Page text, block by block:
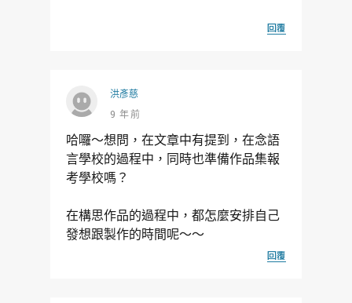
回覆
洪彥慈
9 年前
哈囉～想問，在文章中有提到，在念語
言學校的過程中，同時也準備作品集報
考學校嗎？
在構思作品的過程中，都怎麼安排自己
發想跟製作的時間呢～～
回覆